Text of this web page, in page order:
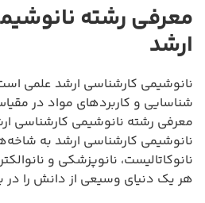
معرفی رشته
ارشد
نانوشیمی کارشناسی ارشد علمی
شناسایی و کاربردهای مواد در
معرفی رشته نانوشیمی کارشناسی
نانوشیمی کارشناسی ارشد به
نانوکاتالیست، نانوپزشکی و
هر یک دنیای وسیعی از دانش را در